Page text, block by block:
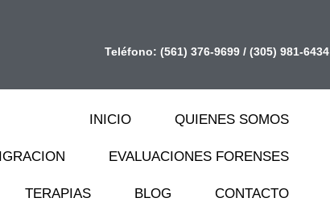
Teléfono: (561) 376-9699 / (305) 981-6434
INICIO QUIENES SOMOS
EVALUACIONES FORENSES
TERAPIAS BLOG CONTACTO